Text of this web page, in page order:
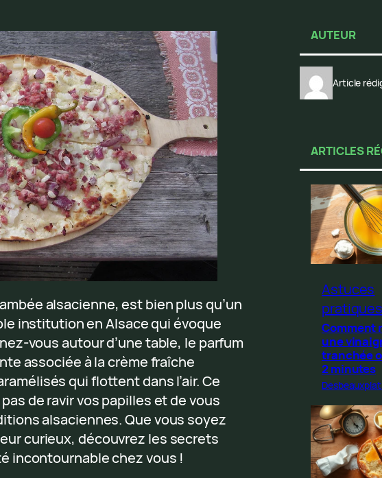
alsacienne, est bien plus qu’un
institution en Alsace qui évoque
vous autour d’une table, le parfum
associée à la crème fraîche
qui flottent dans l’air. Ce
de ravir vos papilles et de vous
alsaciennes. Que vous soyez
curieux, découvrez les secrets
incontournable chez vous !
AUTEUR
Article
ARTICLES
Astuces
pratiques
Comment
une
tranchée
2 minutes